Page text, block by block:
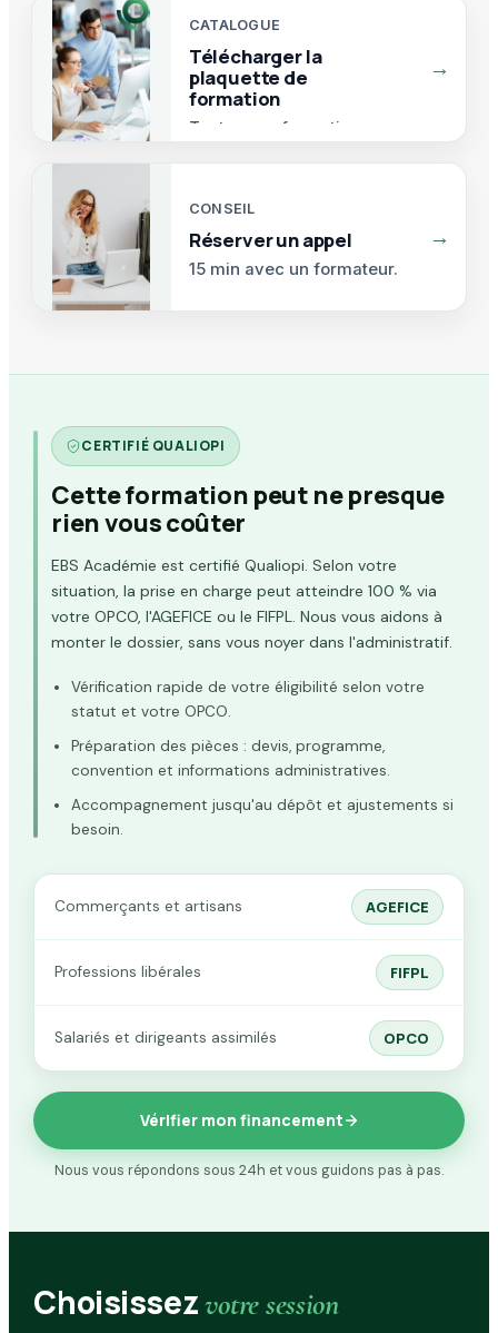
CATALOGUE
Télécharger la
plaquette de
formation
Toutes nos formations.
→
CONSEIL
Réserver un appel
15 min avec un formateur.
→
CERTIFIÉ QUALIOPI
Cette formation peut ne presque
rien vous coûter
EBS Académie est certifié Qualiopi. Selon votre
situation, la prise en charge peut atteindre 100 % via
votre OPCO, l'AGEFICE ou le FIFPL. Nous vous aidons à
monter le dossier, sans vous noyer dans l'administratif.
Vérification rapide de votre éligibilité selon votre
statut et votre OPCO.
Préparation des pièces : devis, programme,
convention et informations administratives.
Accompagnement jusqu'au dépôt et ajustements si
besoin.
Commerçants et artisans AGEFICE
Professions libérales FIFPL
Salariés et dirigeants assimilés OPCO
Vérifier mon financement
Nous vous répondons sous 24h et vous guidons pas à pas.
Choisissez votre session